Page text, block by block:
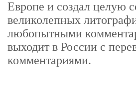
Европе и создал целую
великолепных
любопытными
выходит в России с
комментариями.